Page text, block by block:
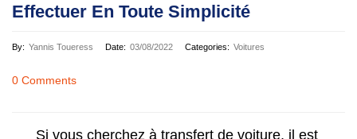
Effectuer En Toute Simplicité
By: Yannis Toueress Date: 03/08/2022 Categories: Voitures
0 Comments
Si vous cherchez à transfert de voiture, il est